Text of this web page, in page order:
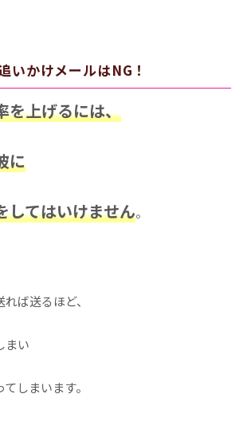
いかけメールはNG！
を上げるには、
に
してはいけません。
ば送るほど、
まい
しまいます。